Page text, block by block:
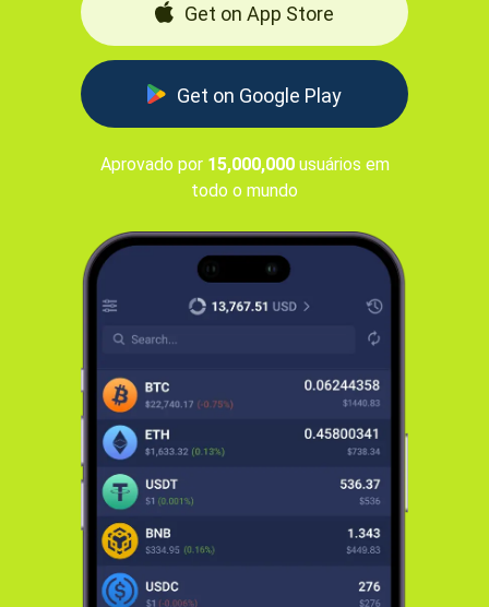
Get on App Store
Get on Google Play
Aprovado por 15,000,000usuários em
todo o mundo